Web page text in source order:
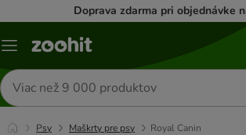
Doprava zdarma pri objednávke
Kategórie
Hľadať
produkty
Psy Maškrty pre psy Royal Canin